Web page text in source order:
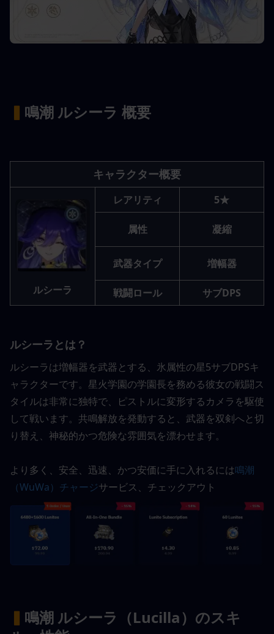
▍ 鳴潮 ルシーラ 概要
キャラクター概要
ルシーラ
レアリティ 5★
属性 凝縮
武器タイプ 増幅器
戦闘ロール サブDPS
ルシーラとは？
ルシーラは増幅器を武器とする、氷属性の星5サブDPSキ
ャラクターです。星火学園の学園長を務める彼女の戦闘ス
タイルは非常に独特で、ピストルに変形するカメラを駆使
して戦います。共鳴解放を発動すると、武器を双剣へと切
り替え、神秘的かつ危険な雰囲気を漂わせます。
より多く、安全、迅速、かつ安価に手に入れるには鳴潮
（WuWa）チャージサービス、チェックアウト
▍ 鳴潮 ルシーラ（Lucilla）のスキ